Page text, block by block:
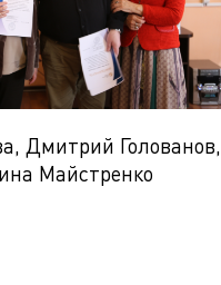
Дмитрий Голованов,
Майстренко